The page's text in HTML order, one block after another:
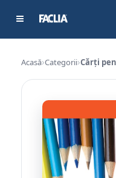
Acasă Categorii Cărți